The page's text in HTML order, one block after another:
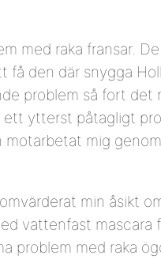
med raka fransar.
den där snygga
problem så fort
ytterst påtagligt
mig
min åsikt
vattenfast
problem med raka